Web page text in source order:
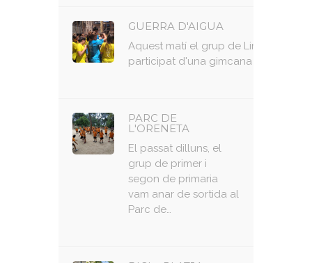
GUERRA D'AIGUA
Aquest matí el grup de Limoncitos
participat d'una gimcana amb jocs
PARC DE
L'ORENETA
El passat dilluns, el
grup de primer i
segon de primaria
vam anar de sortida al
Parc de…